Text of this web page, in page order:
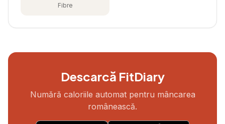
Fibre
Descarcă FitDiary
Numără caloriile automat pentru mâncarea
românească.